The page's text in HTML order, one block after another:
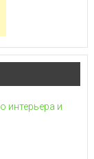
интерьера и